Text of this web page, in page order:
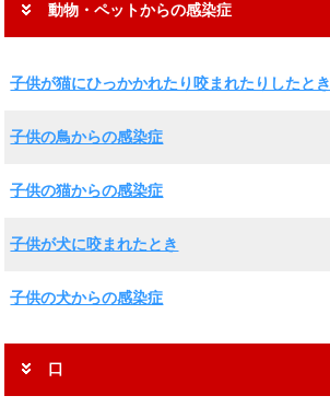
動物・ペットからの感染症
子供が猫にひっかかれたり咬まれたりしたとき
子供の鳥からの感染症
子供の猫からの感染症
子供が犬に咬まれたとき
子供の犬からの感染症
口